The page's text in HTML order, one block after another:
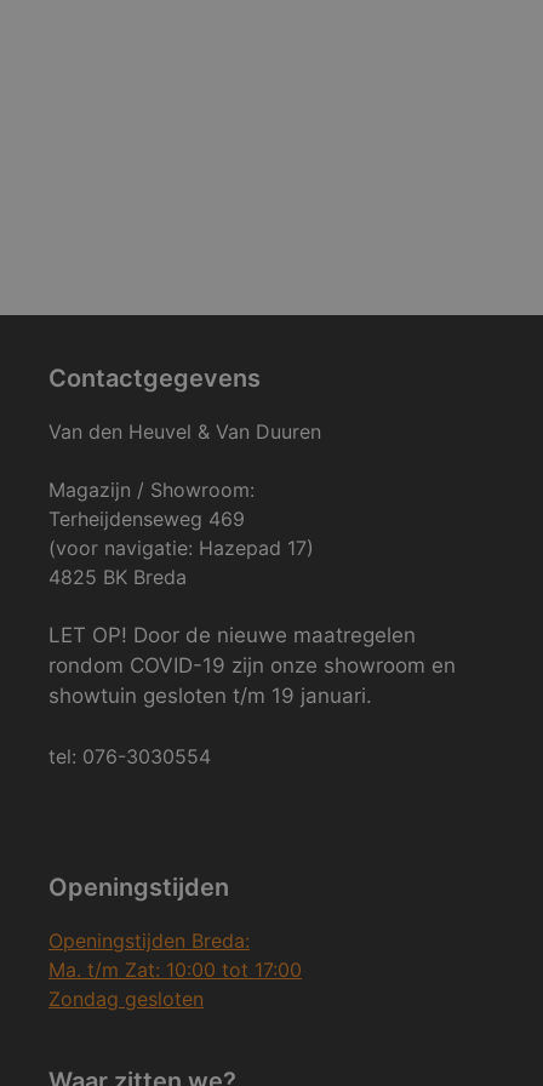
Contactgegevens
Van den Heuvel & Van Duuren
Magazijn / Showroom:
Terheijdenseweg 469
(voor navigatie: Hazepad 17)
4825 BK Breda
LET OP! Door de nieuwe maatregelen
rondom COVID-19 zijn onze showroom en
showtuin gesloten t/m 19 januari.
tel: 076-3030554
Openingstijden
Openingstijden Breda:
Ma. t/m Zat: 10:00 tot 17:00
Zondag gesloten